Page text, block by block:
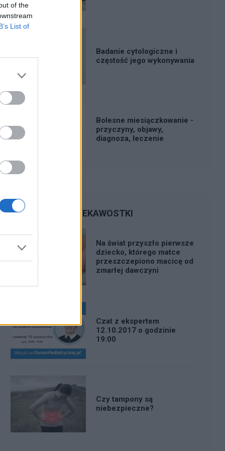
of the
List of
Badanie cytologiczne i
częstość jego wykonywania
Bolesne miesiączkowanie -
przyczyny, objawy,
diagnoza, leczenie
CIEKAWOSTKI
Na świat przyszło pierwsze
dziecko, którego matce
przeszczepiono macicę od
zmarłej dawczyni
Czat z ekspertem
12.10.2017 o godzinie
19:00
Czy tampony są
niebezpieczne?